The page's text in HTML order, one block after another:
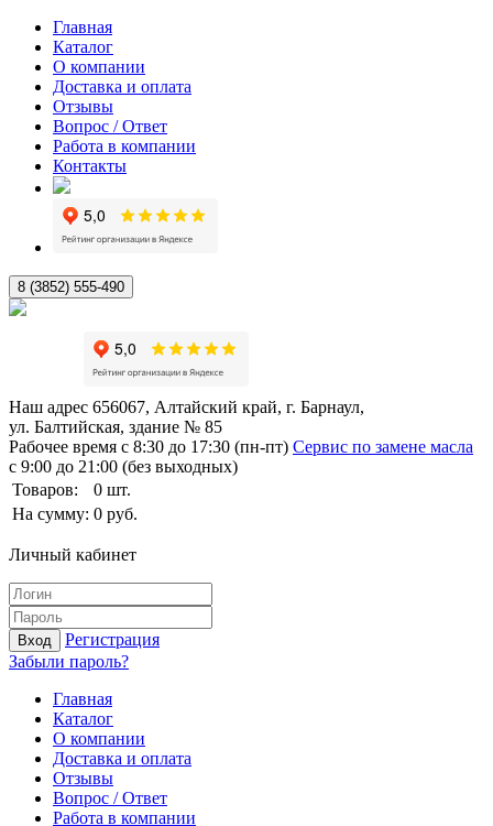
Главная
Каталог
О компании
Доставка и оплата
Отзывы
Вопрос / Ответ
Работа в компании
Контакты
8 (3852) 555-490
Наш адрес 656067, Алтайский край, г. Барнаул,
ул. Балтийская, здание № 85
Рабочее время с 8:30 до 17:30 (пн-пт) Сервис по замене масла
с 9:00 до 21:00 (без выходных)
Товаров:
0 шт.
На сумму: 0 руб.
Личный кабинет
Вход
Регистрация
Забыли пароль?
Главная
Каталог
О компании
Доставка и оплата
Отзывы
Вопрос / Ответ
Работа в компании